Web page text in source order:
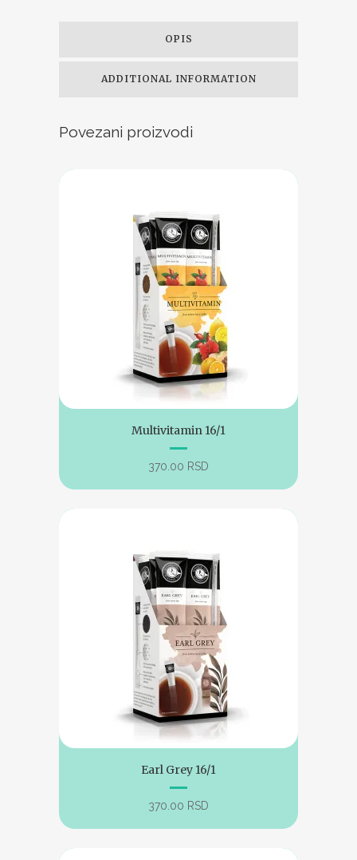
OPIS
ADDITIONAL INFORMATION
Povezani proizvodi
Multivitamin 16/1
370.00 RSD
Earl Grey 16/1
370.00 RSD